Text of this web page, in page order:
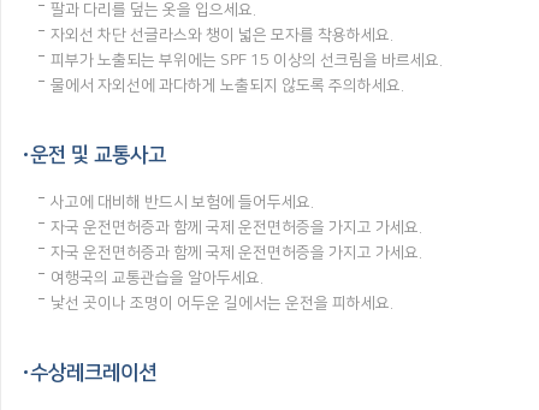
팔과 다리를 덮는 옷을 입으세요.
자외선 차단 선글라스와 챙이 넓은 모자를 착용하세요.
피부가 노출되는 부위에는 SPF 15 이상의 선크림을 바르세요.
물에서 자외선에 과다하게 노출되지 않도록 주의하세요.
운전 및 교통사고
사고에 대비해 반드시 보험에 들어두세요.
자국 운전면허증과 함께 국제 운전면허증을 가지고 가세요.
자국 운전면허증과 함께 국제 운전면허증을 가지고 가세요.
여행국의 교통관습을 알아두세요.
낯선 곳이나 조명이 어두운 길에서는 운전을 피하세요.
수상레크레이션